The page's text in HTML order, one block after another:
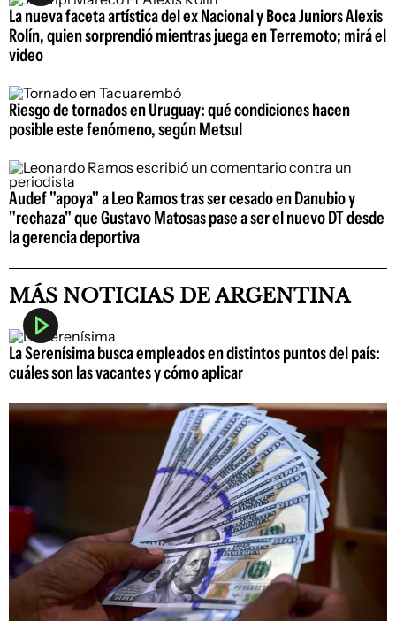
La nueva faceta artística del ex Nacional y Boca Juniors Alexis
Rolín, quien sorprendió mientras juega en Terremoto; mirá el
video
Riesgo de tornados en Uruguay: qué condiciones hacen
posible este fenómeno, según Metsul
Audef "apoya" a Leo Ramos tras ser cesado en Danubio y
"rechaza" que Gustavo Matosas pase a ser el nuevo DT desde
la gerencia deportiva
MÁS NOTICIAS DE ARGENTINA
La Serenísima busca empleados en distintos puntos del país:
cuáles son las vacantes y cómo aplicar